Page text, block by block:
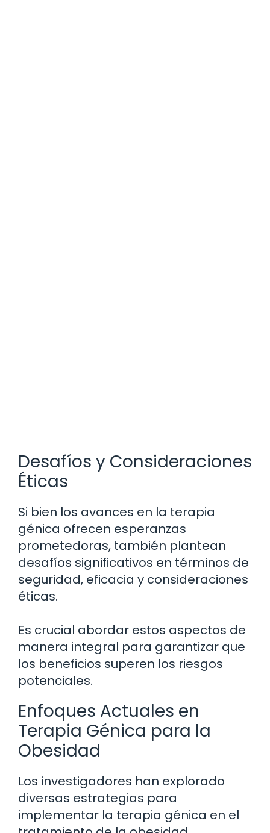
Desafíos y Consideraciones
Éticas
Si bien los avances en la terapia
génica ofrecen esperanzas
prometedoras, también plantean
desafíos significativos en términos de
seguridad, eficacia y consideraciones
éticas.
Es crucial abordar estos aspectos de
manera integral para garantizar que
los beneficios superen los riesgos
potenciales.
Enfoques Actuales en
Terapia Génica para la
Obesidad
Los investigadores han explorado
diversas estrategias para
implementar la terapia génica en el